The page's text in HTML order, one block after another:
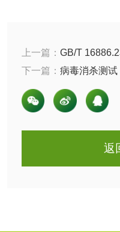
上一篇： GB/T
第23部分：刺激试验
下一篇： 病毒消杀测
学
返
清
洗手